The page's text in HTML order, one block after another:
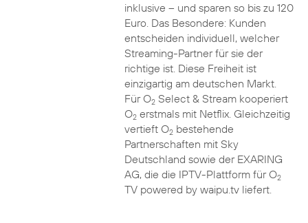
inklusive – und sparen so bis zu 120
Euro. Das Besondere: Kunden
entscheiden individuell, welcher
Streaming-Partner für sie der
richtige ist. Diese Freiheit ist
einzigartig am deutschen Markt.
Für O2Select & Stream kooperiert
O2erstmals mit Netflix. Gleichzeitig
vertieft O2bestehende
Partnerschaften mit Sky
Deutschland sowie der EXARING
AG, die die IPTV-Plattform für O2
TV powered by waipu.tv liefert.